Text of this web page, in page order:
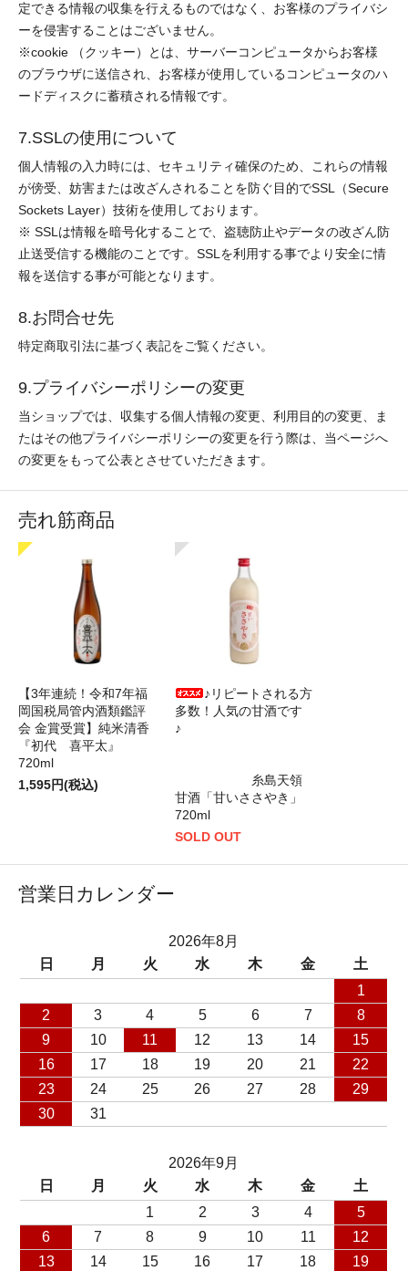
定できる情報の収集を行えるものではなく、お客様のプライバシ
ーを侵害することはございません。
※cookie （クッキー）とは、サーバーコンピュータからお客様
のブラウザに送信され、お客様が使用しているコンピュータのハ
ードディスクに蓄積される情報です。
7.SSLの使用について
個人情報の入力時には、セキュリティ確保のため、これらの情報
が傍受、妨害または改ざんされることを防ぐ目的でSSL（Secure
Sockets Layer）技術を使用しております。
※ SSLは情報を暗号化することで、盗聴防止やデータの改ざん防
止送受信する機能のことです。SSLを利用する事でより安全に情
報を送信する事が可能となります。
8.お問合せ先
特定商取引法に基づく表記をご覧ください。
9.プライバシーポリシーの変更
当ショップでは、収集する個人情報の変更、利用目的の変更、ま
たはその他プライバシーポリシーの変更を行う際は、当ページへ
の変更をもって公表とさせていただきます。
売れ筋商品
【3年連続！令和7年福
岡国税局管内酒類鑑評
会 金賞受賞】純米清香
『初代 喜平太』
720ml
1,595円(税込)
♪リピートされる方
多数！人気の甘酒です
♪
糸島天領
甘酒「甘いささやき」
720ml
SOLD OUT
営業日カレンダー
2026年8月
日
月 火 水 木 金
土
1
2
3 4 5 6 7
8
9
10 11 12 13 14
15
16
17 18 19 20 21
22
23
24 25 26 27 28
29
30
31
2026年9月
日
月 火 水 木 金
土
1
2 3 4
5
6
7 8 9 10 11
12
13
14 15 16 17 18
19